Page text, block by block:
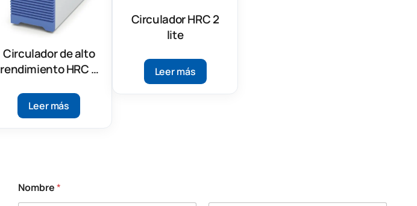
Circulador de alto
rendimiento HRC 2
Leer más
Circulador HRC 2
lite
Leer más
Nombre*